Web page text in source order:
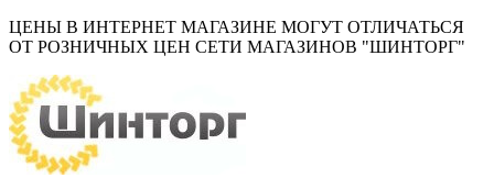
ЦЕНЫ В ИНТЕРНЕТ МАГАЗИНЕ МОГУТ ОТЛИЧАТЬСЯ
ОТ РОЗНИЧНЫХ ЦЕН СЕТИ МАГАЗИНОВ "ШИНТОРГ"